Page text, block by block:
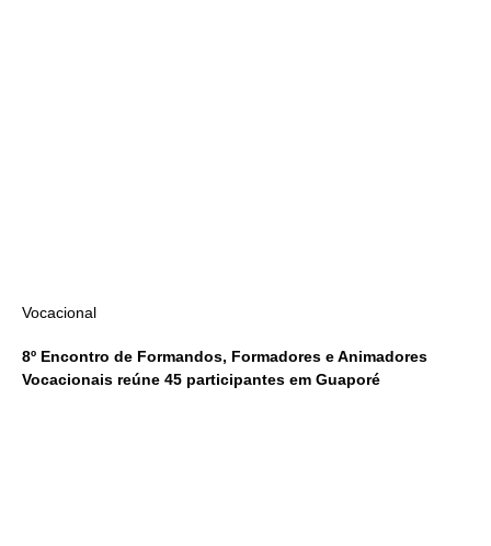
Vocacional
8º Encontro de Formandos, Formadores e Animadores
Vocacionais reúne 45 participantes em Guaporé